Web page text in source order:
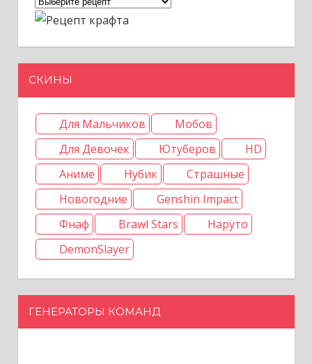
СКИНЫ
Для Мальчиков
Мобов
Для Девочек
Ютуберов
HD
Аниме
Нубик
Страшные
Новогодние
Genshin Impact
Фнаф
Brawl Stars
Наруто
DemonSlayer
ГЕНЕРАТОРЫ КОМАНД